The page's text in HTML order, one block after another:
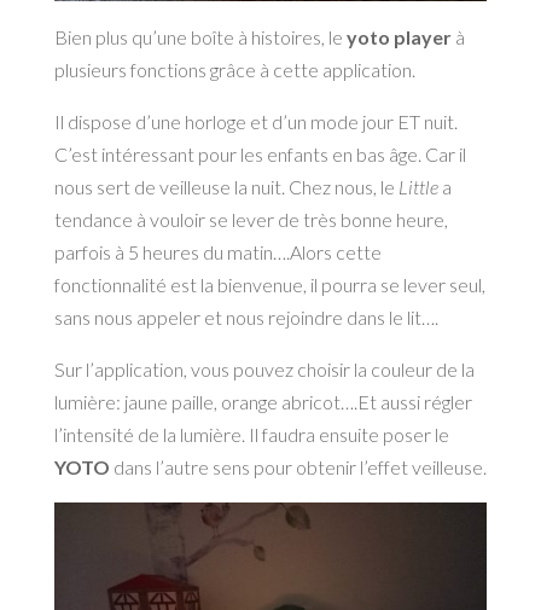
Bien plus qu’une boîte à histoires, le yoto playerà
plusieurs fonctions grâce à cette application.
Il dispose d’une horloge et d’un mode jour ET nuit.
C’est intéressant pour les enfants en bas âge. Car il
nous sert de veilleuse la nuit. Chez nous, le Littlea
tendance à vouloir se lever de très bonne heure,
parfois à 5 heures du matin….Alors cette
fonctionnalité est la bienvenue, il pourra se lever seul,
sans nous appeler et nous rejoindre dans le lit….
Sur l’application, vous pouvez choisir la couleur de la
lumière: jaune paille, orange abricot….Et aussi régler
l’intensité de la lumière. Il faudra ensuite poser le
YOTO dans l’autre sens pour obtenir l’effet veilleuse.